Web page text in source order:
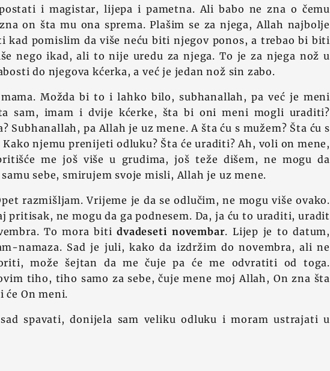
i magistar, lijepa i pametna. Ali babo ne zna o čemu
on šta mu ona sprema. Plašim se za njega, Allah najbolje
kad pomislim da više neću biti njegov ponos, a trebao bi biti
nego ikad, ali to nije uredu za njega. To je za njega nož u
do njegova kćerka, a već je jedan nož sin zabo.
Možda bi to i lahko bilo, subhanallah, pa već je meni
sam, imam i dvije kćerke, šta bi oni meni mogli uraditi?
Subhanallah, pa Allah je uz mene. A šta ću s mužem? Šta ću s
njemu prenijeti odluku? Šta će uraditi? Ah, voli on mene,
me još više u grudima, još teže dišem, ne mogu da
sebe, smirujem svoje misli, Allah je uz mene.
razmišljam. Vrijeme je da se odlučim, ne mogu više ovako.
pritisak, ne mogu da ga podnesem. Da, ja ću to uraditi, uradit
To mora bitidvadeseti novembar. Lijep je to datum,
namaza. Sad je juli, kako da izdržim do novembra, ali ne
može šejtan da me čuje pa će me odvratiti od toga.
tiho, tiho samo za sebe, čuje mene moj Allah, On zna šta
će On meni.
spavati, donijela sam veliku odluku i moram ustrajati u